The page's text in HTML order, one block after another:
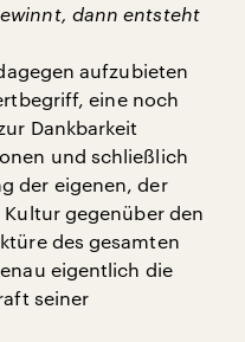
dann entsteht
aufzubieten
eine noch
Dankbarkeit
und schließlich
der eigenen, der
gegenüber den
des gesamten
eigentlich die
seiner